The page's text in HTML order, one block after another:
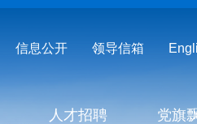
信息公开 领导信箱
人才招聘 党旗